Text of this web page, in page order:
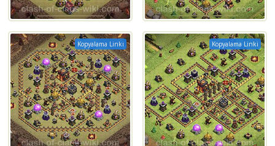
Kopyalama Linki Kopyalama Linki